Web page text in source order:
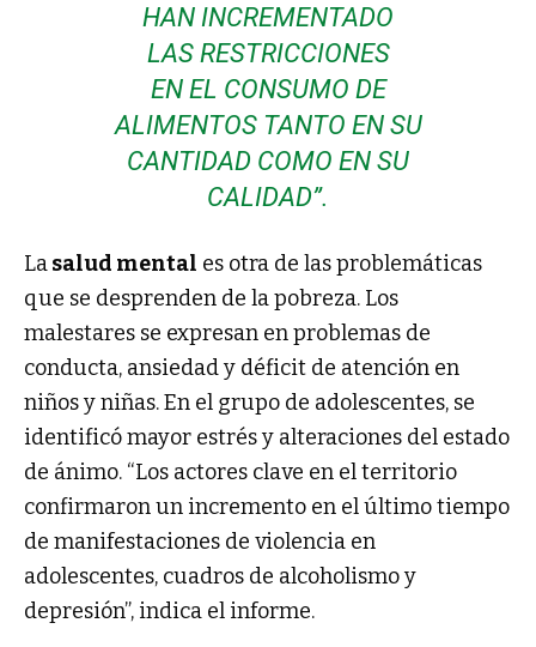
HAN INCREMENTADO
LAS RESTRICCIONES
EN EL CONSUMO DE
ALIMENTOS TANTO EN SU
CANTIDAD COMO EN SU
CALIDAD”.
Lasalud mental es otra de las problemáticas
que se desprenden de la pobreza. Los
malestares se expresan en problemas de
conducta, ansiedad y déficit de atención en
niños y niñas. En el grupo de adolescentes, se
identificó mayor estrés y alteraciones del estado
de ánimo. “Los actores clave en el territorio
confirmaron un incremento en el último tiempo
de manifestaciones de violencia en
adolescentes, cuadros de alcoholismo y
depresión”, indica el informe.